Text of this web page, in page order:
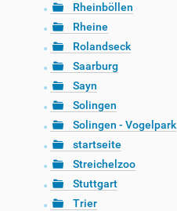
Rheinböllen
Rheine
Rolandseck
Saarburg
Sayn
Solingen
Solingen - Vogelpark
startseite
Streichelzoo
Stuttgart
Trier